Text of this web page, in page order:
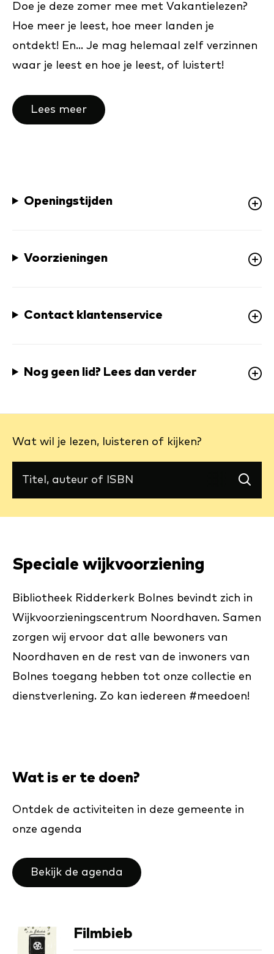
Doe je deze zomer mee met Vakantielezen?
Hoe meer je leest, hoe meer landen je
ontdekt! En... Je mag helemaal zelf verzinnen
waar je leest en hoe je leest, of luistert!
Lees meer
Openingstijden
Voorzieningen
Contact klantenservice
Nog geen lid? Lees dan verder
Wat wil je lezen, luisteren of kijken?
link)
Speciale wijkvoorziening
Bibliotheek Ridderkerk Bolnes bevindt zich in
Wijkvoorzieningscentrum Noordhaven. Samen
zorgen wij ervoor dat alle bewoners van
Noordhaven en de rest van de inwoners van
Bolnes toegang hebben tot onze collectie en
dienstverlening. Zo kan iedereen #meedoen!
Wat is er te doen?
Ontdek de activiteiten in deze gemeente in
onze agenda
Bekijk de agenda
Film­bieb